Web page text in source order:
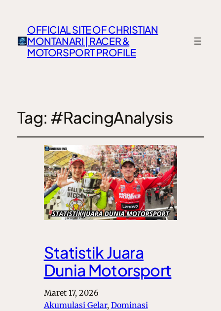
OFFICIAL SITE OF CHRISTIAN
MONTANARI | RACER &
MOTORSPORT PROFILE
Tag: #RacingAnalysis
Statistik Juara
Dunia Motorsport
Maret 17, 2026
Akumulasi Gelar, Dominasi